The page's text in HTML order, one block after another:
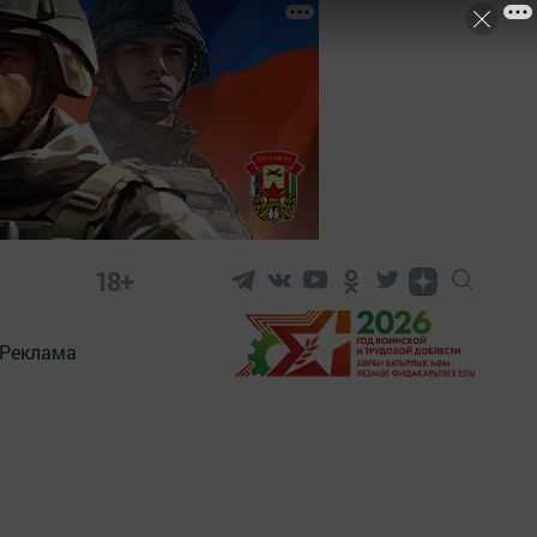
18+
Реклама